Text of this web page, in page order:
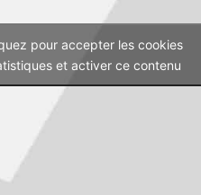
pour accepter les cookies
et activer ce contenu